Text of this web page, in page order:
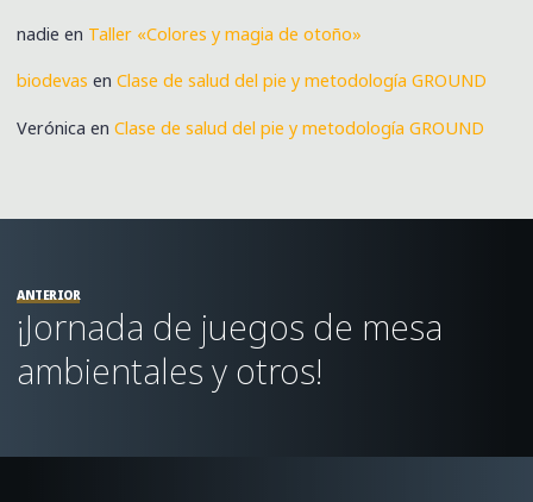
nadie en Taller «Colores y magia de otoño»
biodevas enClase de salud del pie y metodología GROUND
Verónica enClase de salud del pie y metodología GROUND
ANTERIOR
¡Jornada de juegos de mesa
ambientales y otros!